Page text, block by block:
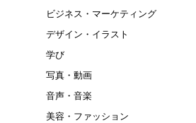
ビジネス・マーケティング
デザイン・イラスト
学び
写真・動画
音声・音楽
美容・ファッション